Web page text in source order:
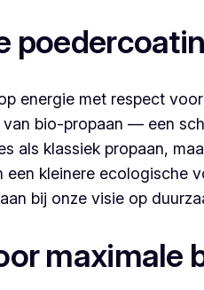
energie met respect
bio-propaan — een
als klassiek propaan,
een kleinere ecologische
bij onze visie op
maximale